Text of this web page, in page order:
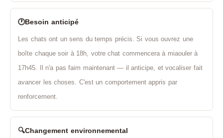
🕐Besoin anticipé
Les chats ont un sens du temps précis. Si vous ouvrez une
boîte chaque soir à 18h, votre chat commencera à miaouler à
17h45. Il n'a pas faim maintenant — il anticipe, et vocaliser fait
avancer les choses. C'est un comportement appris par
renforcement.
🔍Changement environnemental